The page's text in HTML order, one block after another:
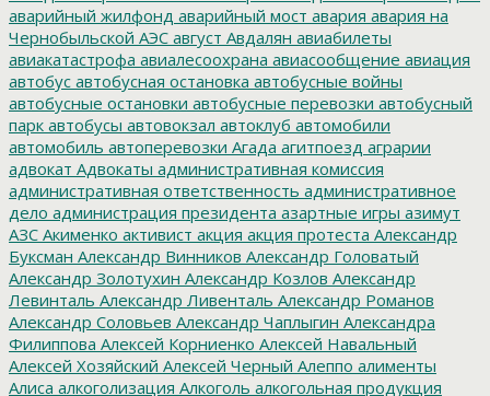
аварийный жилфонд аварийный мост авария авария на
Чернобыльской АЭС август Авдалян авиабилеты
авиакатастрофа авиалесоохрана авиасообщение авиация
автобус автобусная остановка автобусные войны
автобусные остановки автобусные перевозки автобусный
парк автобусы автовокзал автоклуб автомобили
автомобиль автоперевозки Агада агитпоезд аграрии
адвокат Адвокаты административная комиссия
административная ответственность административное
дело администрация президента азартные игры азимут
АЗС Акименко активист акция акция протеста Александр
Буксман Александр Винников Александр Головатый
Александр Золотухин Александр Козлов Александр
Левинталь Александр Ливенталь Александр Романов
Александр Соловьев Александр Чаплыгин Александра
Филиппова Алексей Корниенко Алексей Навальный
Алексей Хозяйский Алексей Черный Алеппо алименты
Алиса алкоголизация Алкоголь алкогольная продукция